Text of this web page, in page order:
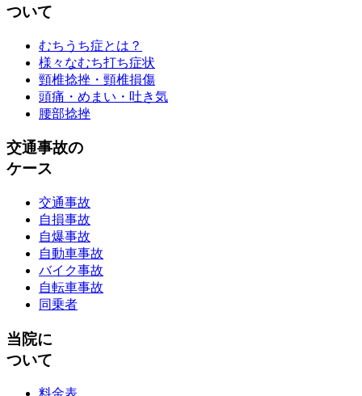
ついて
むちうち症とは？
様々なむち打ち症状
頸椎捻挫・頸椎損傷
頭痛・めまい・吐き気
腰部捻挫
交通事故の
ケース
交通事故
自損事故
自爆事故
自動車事故
バイク事故
自転車事故
同乗者
当院に
ついて